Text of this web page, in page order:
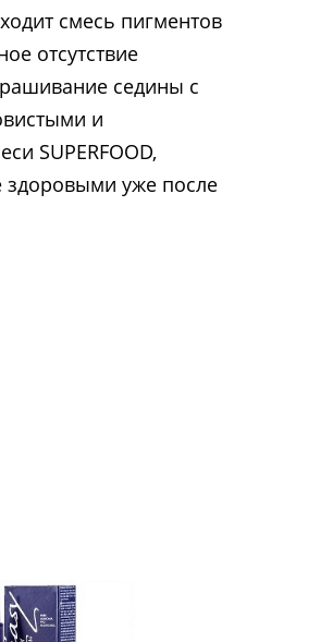
смесь пигментов
отсутствие
седины с
и
SUPERFOOD,
уже после